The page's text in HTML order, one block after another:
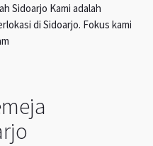
Sidoarjo Kami adalah
di Sidoarjo. Fokus kami